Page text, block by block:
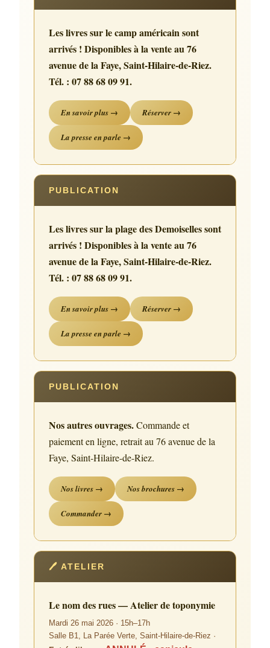
Les livres sur le camp américain sont
arrivés ! Disponibles à la vente au 76
avenue de la Faye, Saint-Hilaire-de-Riez.
Tél. : 07 88 68 09 91.
En savoir plus → Réserver →
La presse en parle →
PUBLICATION
Les livres sur la plage des Demoiselles sont
arrivés ! Disponibles à la vente au 76
avenue de la Faye, Saint-Hilaire-de-Riez.
Tél. : 07 88 68 09 91.
En savoir plus → Réserver →
La presse en parle →
PUBLICATION
Nos autres ouvrages.Commande et
paiement en ligne, retrait au 76 avenue de la
Faye, Saint-Hilaire-de-Riez.
Nos livres → Nos brochures →
Commander →
🖊 ATELIER
Le nom des rues — Atelier de toponymie
Mardi 26 mai 2026 · 15h–17h
Salle B1, La Parée Verte, Saint-Hilaire-de-Riez ·